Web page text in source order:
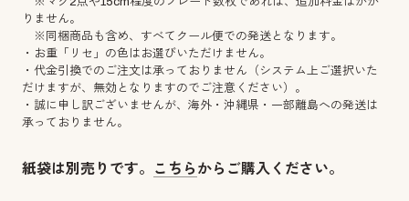
りません。
※同梱商品も含め、すべてクール便での発送となります。
・お重「リセ」の色はお選びいただけません。
・代金引換でのご注文は承っておりません（システム上ご選択いた
だけますが、無効となりますのでご注意ください）。
・誠に申し訳ございませんが、海外・沖縄県・一部離島への発送は
承っておりません。
紙袋は別売りです。 こちら からご購入ください。